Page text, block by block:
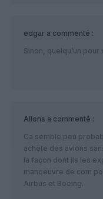
edgar a commenté :
Sinon, quelqu’un
Allons a commenté :
Ca semble peu
achète des avions
la façon dont ils les
manoeuvre de com
Airbus et Boeing.